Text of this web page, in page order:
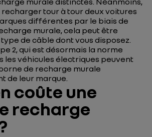
recharger tour à tour deux voitures
différentes par le biais de
murale, cela peut être
de câble dont vous disposez.
2, qui est désormais la norme
les véhicules électriques peuvent
de recharge murale
de leur marque.
coûte une
recharge